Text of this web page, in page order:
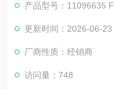
ER光电开关、BAUMER
变送器、BAUMER安全栅
产品型号：11096635
更新时间：2026-06-23
厂商性质：经销商
访问量：748